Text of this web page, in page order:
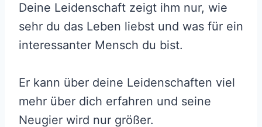
Deine Leidenschaft zeigt ihm nur, wie
sehr du das Leben liebst und was für ein
interessanter Mensch du bist.
Er kann über deine Leidenschaften viel
mehr über dich erfahren und seine
Neugier wird nur größer.